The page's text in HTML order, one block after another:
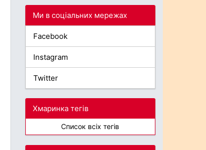
Ми в соціальних мережах
Facebook
Instagram
Twitter
Хмаринка тегів
Список всіх тегів